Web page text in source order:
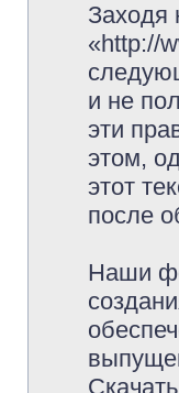
«http://
и не
эти
этом,
этот
после
Наши